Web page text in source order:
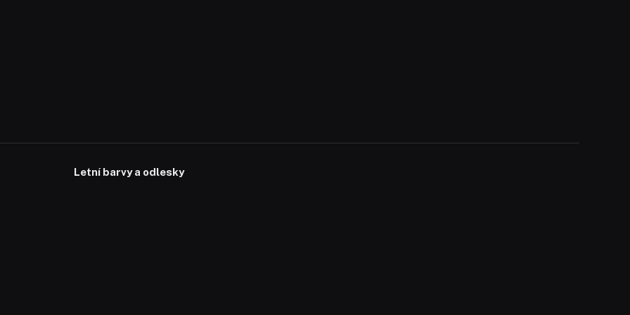
Letní barvy a odlesky